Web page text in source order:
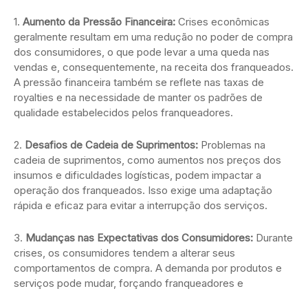
1. Aumento da Pressão Financeira: Crises econômicas
geralmente resultam em uma redução no poder de compra
dos consumidores, o que pode levar a uma queda nas
vendas e, consequentemente, na receita dos franqueados.
A pressão financeira também se reflete nas taxas de
royalties e na necessidade de manter os padrões de
qualidade estabelecidos pelos franqueadores.
2. Desafios de Cadeia de Suprimentos: Problemas na
cadeia de suprimentos, como aumentos nos preços dos
insumos e dificuldades logísticas, podem impactar a
operação dos franqueados. Isso exige uma adaptação
rápida e eficaz para evitar a interrupção dos serviços.
3. Mudanças nas Expectativas dos Consumidores: Durante
crises, os consumidores tendem a alterar seus
comportamentos de compra. A demanda por produtos e
serviços pode mudar, forçando franqueadores e